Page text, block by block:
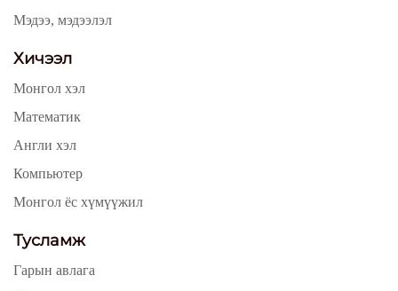
Мэдээ, мэдээлэл
Хичээл
Монгол хэл
Математик
Англи хэл
Компьютер
Монгол ёс хүмүүжил
Тусламж
Гарын авлага